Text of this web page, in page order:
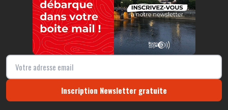
Inscription Newsletter gratuite